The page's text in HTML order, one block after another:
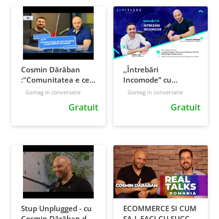
Cosmin Dărăban
:"Comunitatea e cel
mai valoros lucru
eCommerce Talks
Gomag in conversatie
Gratuit
,,Întrebări
Incomode” cu
Cosmin Daraban
Limitless Agency Ep
Gomag in conversatie
Gratuit
Stup Unplugged - cu
ECOMMERCE SI CUM